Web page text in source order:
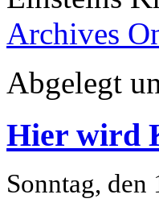
Archives
Abgelegt
Hier wird
Sonntag,